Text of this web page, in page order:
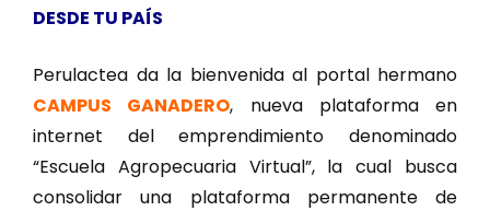
DESDE TU PAÍS
Perulactea da la bienvenida al portal hermano
CAMPUS GANADERO, nueva plataforma en
internet del emprendimiento denominado
“Escuela Agropecuaria Virtual”, la cual busca
consolidar una plataforma permanente de